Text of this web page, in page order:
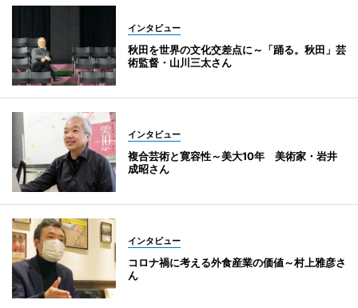
インタビュー
秋田を世界の文化交差点に～「踊る。秋田」芸
術監督・山川三太さん
インタビュー
複合芸術と寛容性～美大10年 美術家・岩井
成昭さん
インタビュー
コロナ禍に考える外食産業の価値～村上雅彦さ
ん